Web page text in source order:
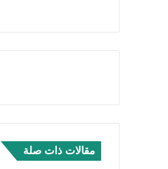
مقالات ذات صلة